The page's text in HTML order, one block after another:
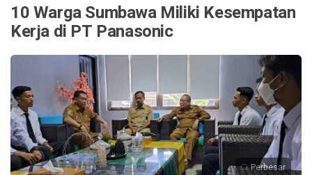
10 Warga Sumbawa Miliki Kesempatan
Kerja di PT Panasonic
Perbesar